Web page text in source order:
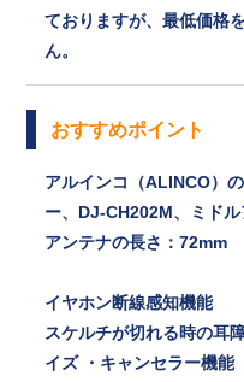
ておりますが、最低価格
ん。
おすすめポイント
アルインコ（ALINCO）
ー、DJ-CH202M、ミドル
アンテナの長さ：72mm
イヤホン断線感知機能
スケルチが切れる時の耳
イズ ・キャンセラー機能